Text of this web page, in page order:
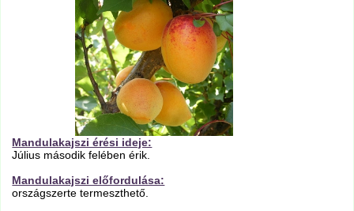
Mandulakajszi érési ideje:
Július második felében érik.
Mandulakajszi előfordulása:
országszerte termeszthető.